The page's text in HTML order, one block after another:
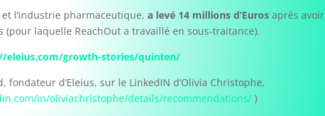
l’industrie pharmaceutique, a levé 14 millions d’Eurosaprès avoir
(pour laquelle ReachOut a travaillé en sous-traitance).
eleius.com/growth-stories/quinten/
d’Eleius, sur le LinkedIN d’Olivia Christophe,
in/oliviachristophe/details/recommendations/)